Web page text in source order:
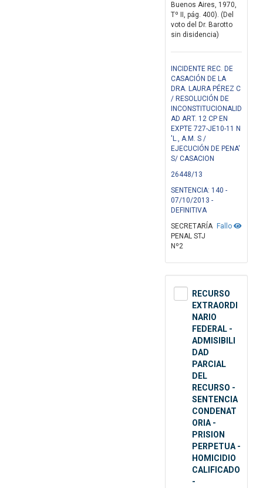
Buenos Aires, 1970,
Tº II, pág. 400). (Del
voto del Dr. Barotto
sin disidencia)
INCIDENTE REC. DE
CASACIÓN DE LA
DRA. LAURA PÉREZ C
/ RESOLUCIÓN DE
INCONSTITUCIONALID
AD ART. 12 CP EN
EXPTE 727-JE10-11 N
'L., A.M. S /
EJECUCIÓN DE PENA'
S/ CASACION
26448/13
SENTENCIA: 140 -
07/10/2013 -
DEFINITIVA
Fallo
SECRETARÍA
PENAL STJ
Nº2
RECURSO
EXTRAORDI
NARIO
FEDERAL -
ADMISIBILI
DAD
PARCIAL
DEL
RECURSO -
SENTENCIA
CONDENAT
ORIA -
PRISION
PERPETUA -
HOMICIDIO
CALIFICADO
-